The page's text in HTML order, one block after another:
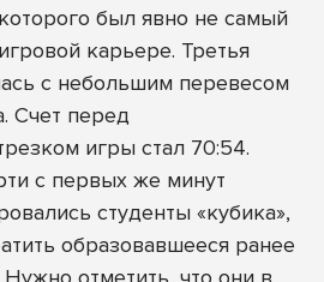
был явно не самый
карьере. Третья
с небольшим перевесом
Счет перед
игры стал 70:54.
с первых же минут
студенты «кубика»,
образовавшееся ранее